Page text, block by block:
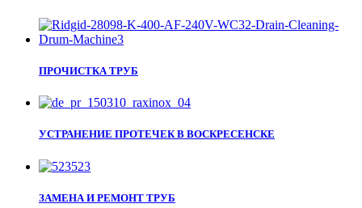
ПРОЧИСТКА ТРУБ
УСТРАНЕНИЕ ПРОТЕЧЕК В ВОСКРЕСЕНСКЕ
ЗАМЕНА И РЕМОНТ ТРУБ